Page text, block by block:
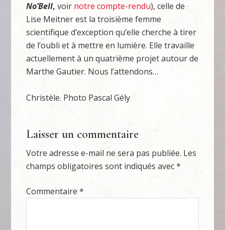
No’Bell, voir notre compte-rendu), celle de
Lise Meitner est la troisième femme
scientifique d’exception qu’elle cherche à tirer
de l’oubli et à mettre en lumière. Elle travaille
actuellement à un quatrième projet autour de
Marthe Gautier. Nous l’attendons…
Christèle. Photo Pascal Gély
Laisser un commentaire
Votre adresse e-mail ne sera pas publiée. Les
champs obligatoires sont indiqués avec*
Commentaire*